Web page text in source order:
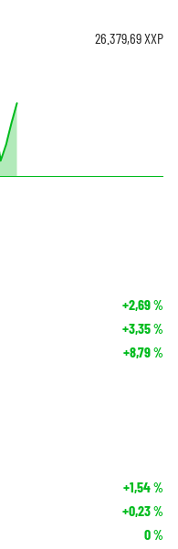
26.379,69XXP
+2,69%
+3,35%
+8,79%
+1,54%
+0,23%
0%